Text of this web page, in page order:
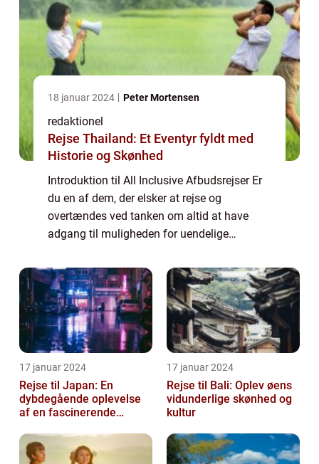
18 januar 2024 Peter Mortensen
redaktionel
Rejse Thailand: Et Eventyr fyldt med
Historie og Skønhed
Introduktion til All Inclusive Afbudsrejser Er
du en af dem, der elsker at rejse og
overtændes ved tanken om altid at have
adgang til muligheden for uendelige
uden bekymringer om at skulle tage op din
pung?...
17 januar 2024
Rejse til Japan: En
dybdegående oplevelse
af en fascinerende
17 januar 2024
Rejse til Bali: Oplev øens
vidunderlige skønhed og
kultur